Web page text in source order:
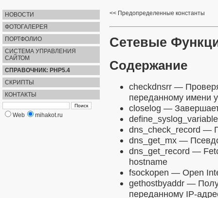
НОВОСТИ
ФОТОГАЛЕРЕЯ
ПОРТФОЛИО
СИСТЕМА УПРАВЛЕНИЯ
САЙТОМ
СПРАВОЧНИК: PHP5.4
СКРИПТЫ
КОНТАКТЫ
Web mihakot.ru
Предопределенные константы
Сетевые
Содержание
checkdnsrr —
переданному имени
closelog —
dns_check_record —
dns_get_mx —
dns_get_record —
hostname
fsockopen — Open
gethostbyaddr —
переданному IP-